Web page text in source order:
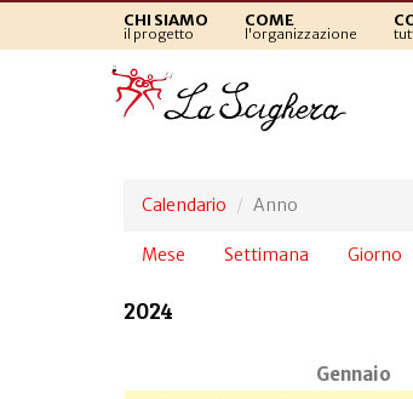
CHI SIAMO
il progetto
COME
l'organizzazione
Calendario Anno
Schede
Mese Settimana Giorno
2024
Gennaio